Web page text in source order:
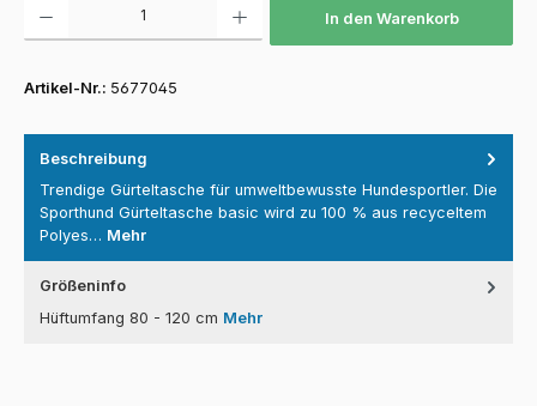
In den Warenkorb
Artikel-Nr.: 5677045
Beschreibung
Trendige Gürteltasche für umweltbewusste Hundesportler. Die
Sporthund Gürteltasche basic wird zu 100 % aus recyceltem
Polyes… Mehr
Größeninfo
Hüftumfang 80 - 120 cm Mehr